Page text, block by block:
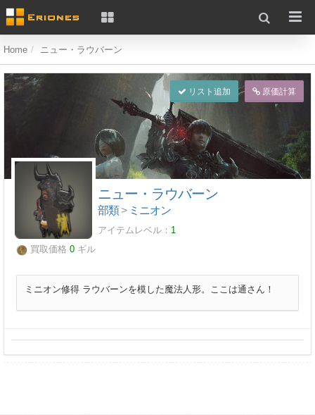
Home ニュー・ラウバーン
リスト追加 原価計算
ニュー・ラウバーン
部類> ミニオン
アイテムレベル： 1
買取価格 0 ギル
ミニオン修得 ラウバーンを模した魔法人形。ここは通さん！